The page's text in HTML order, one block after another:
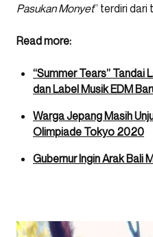
Pasukan Monyet” terdiri dari
Read more:
“Summer Tears” Tandai
dan Label Musik EDM
Warga Jepang Masih
Olimpiade Tokyo 2020
Gubernur Ingin Arak Bali